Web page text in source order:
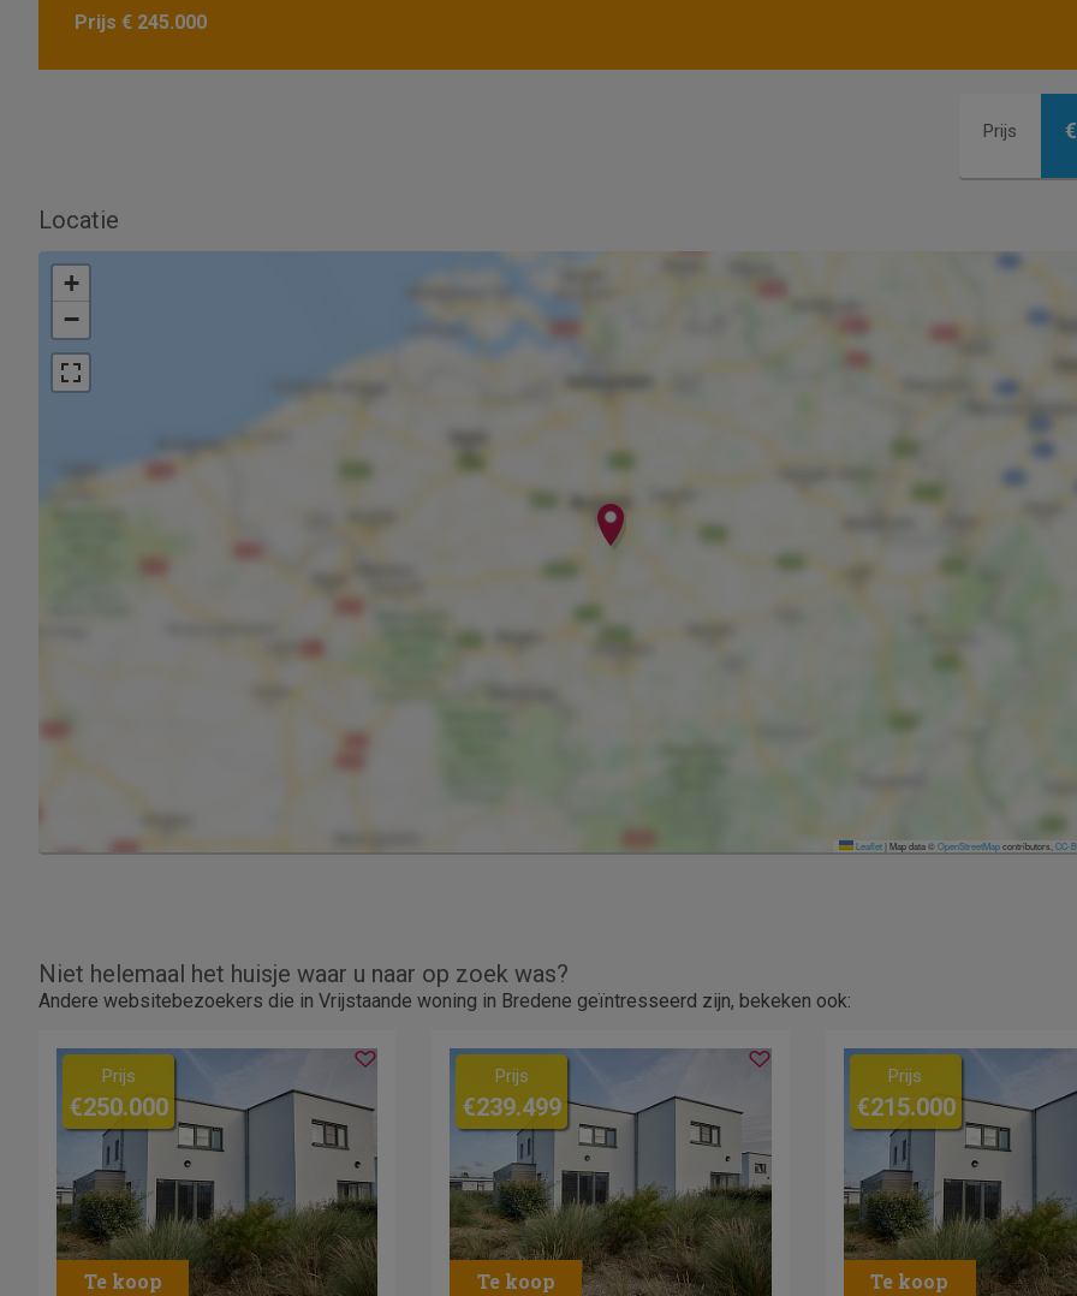
Prijs € 245.000
Prijs
Locatie
+
−
Leaflet | Map data ©OpenStreetMapcontributors, CC-
Niet helemaal het huisje waar u naar op zoek was?
Andere websitebezoekers die in Vrijstaande woning in Bredene geïntresseerd zijn, bekeken ook:
Prijs
€250.000
Prijs
€239.499
Prijs
€215.000